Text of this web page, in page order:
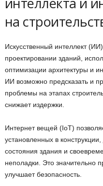
на
Искусственный интеллект
проектировании зданий,
оптимизации архитектуры и
ИИ возможно предсказать и
проблемы на этапах
снижает издержки.
Интернет вещей (IoT)
установленных в
состояния здания и
неполадки. Это значительно
улучшает безопасность.